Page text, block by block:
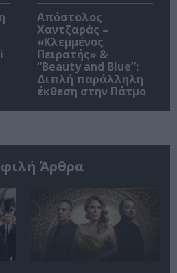
Απόστολος
Χαντζαράς –
«Κλεμμένος
Πειρατής» &
“Beauty and Blue”:
Διπλή παράλληλη
έκθεση στην Πάτμο
Άρθρα